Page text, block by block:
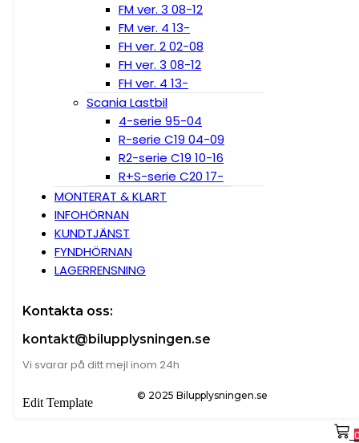
FM ver. 3 08-12
FM ver. 4 13-
FH ver. 2 02-08
FH ver. 3 08-12
FH ver. 4 13-
Scania Lastbil
4-serie 95-04
R-serie C19 04-09
R2-serie C19 10-16
R+S-serie C20 17-
MONTERAT & KLART
INFOHÖRNAN
KUNDTJÄNST
FYNDHÖRNAN
LAGERRENSNING
Kontakta oss:
kontakt@bilupplysningen.se
Vi svarar på ditt mejl inom 24h
© 2025 Bilupplysningen.se
Edit Template